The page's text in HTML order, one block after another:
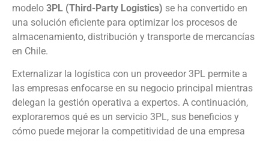
modelo 3PL (Third-Party Logistics) se ha convertido en
una solución eficiente para optimizar los procesos de
almacenamiento, distribución y transporte de mercancías
en Chile.
Externalizar la logística con un proveedor 3PL permite a
las empresas enfocarse en su negocio principal mientras
delegan la gestión operativa a expertos. A continuación,
exploraremos qué es un servicio 3PL, sus beneficios y
cómo puede mejorar la competitividad de una empresa